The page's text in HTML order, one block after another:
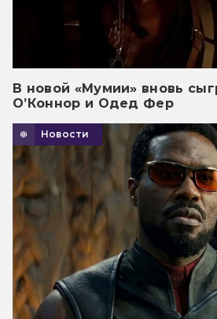
В новой «Мумии» вновь
О’Коннор и Одед Фер
Новости